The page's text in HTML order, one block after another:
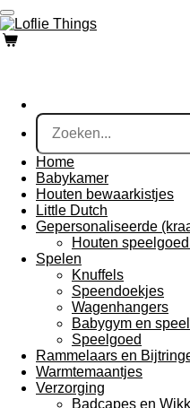
Ga
direct
naar
Home
Babykamer
Houten bewaarkistjes
Little Dutch
Gepersonaliseerde
Houten
Spelen
Knuffels
Speendoekjes
Wagenhangers
Babygym en
Speelgoed
Rammelaars en
Warmtemaantjes
Verzorging
Badcapes en